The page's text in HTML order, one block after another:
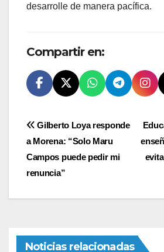
desarrolle de manera pacífica.
Compartir en:
Navegación
de
entradas
Gilberto Loya responde
a Morena: “Solo Maru
Campos puede pedir mi
renuncia”
Noticias relacionadas